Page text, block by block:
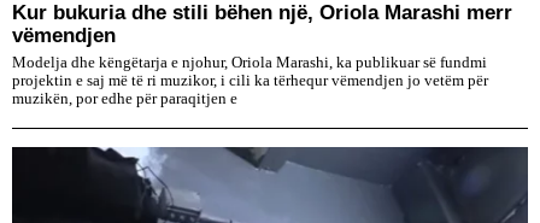
Kur bukuria dhe stili bëhen një, Oriola Marashi merr
vëmendjen
Modelja dhe këngëtarja e njohur, Oriola Marashi, ka publikuar së fundmi
projektin e saj më të ri muzikor, i cili ka tërhequr vëmendjen jo vetëm për
muzikën, por edhe për paraqitjen e